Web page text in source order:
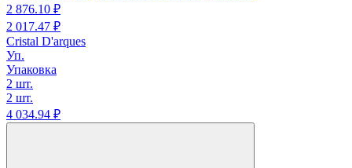
2 876.10 ₽
2 017.47 ₽
Cristal D'arques
Уп.
Упаковка
2 шт.
2 шт.
4 034.94 ₽